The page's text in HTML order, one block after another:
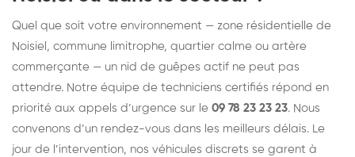
Quel que soit votre environnement — zone résidentielle de
Noisiel, commune limitrophe, quartier calme ou artère
commerçante — un nid de guêpes actif ne peut pas
attendre. Notre équipe de techniciens certifiés répond en
priorité aux appels d’urgence sur le 09 78 23 23 23. Nous
convenons d’un rendez-vous dans les meilleurs délais. Le
jour de l’intervention, nos véhicules discrets se garent à